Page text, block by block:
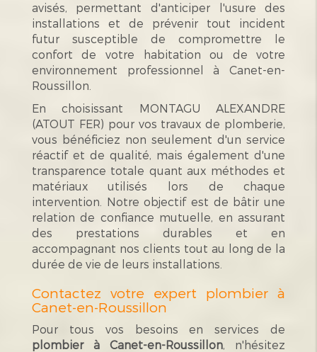
avisés, permettant d'anticiper l'usure des
installations et de prévenir tout incident
futur susceptible de compromettre le
confort de votre habitation ou de votre
environnement professionnel à Canet-en-
Roussillon.
En choisissant MONTAGU ALEXANDRE
(ATOUT FER) pour vos travaux de plomberie,
vous bénéficiez non seulement d'un service
réactif et de qualité, mais également d'une
transparence totale quant aux méthodes et
matériaux utilisés lors de chaque
intervention. Notre objectif est de bâtir une
relation de confiance mutuelle, en assurant
des prestations durables et en
accompagnant nos clients tout au long de la
durée de vie de leurs installations.
Contactez votre expert plombier à
Canet-en-Roussillon
Pour tous vos besoins en services de
plombier à Canet-en-Roussillon, n'hésitez